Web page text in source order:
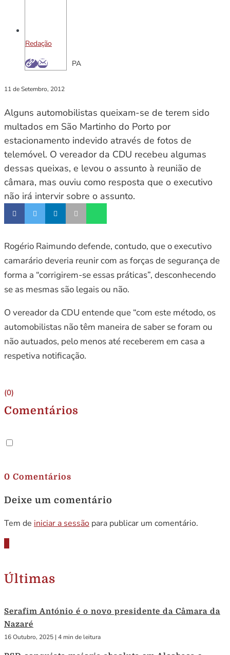
Redação
PA
11 de Setembro, 2012
Alguns automobilistas queixam-se de terem sido
multados em São Martinho do Porto por
estacionamento indevido através de fotos de
telemóvel. O vereador da CDU recebeu algumas
dessas queixas, e levou o assunto à reunião de
câmara, mas ouviu como resposta que o executivo
não irá intervir sobre o assunto.
Rogério Raimundo defende, contudo, que o executivo
camarário deveria reunir com as forças de segurança de
forma a “corrigirem-se essas práticas”, desconhecendo
se as mesmas são legais ou não.
O vereador da CDU entende que “com este método, os
automobilistas não têm maneira de saber se foram ou
não autuados, pelo menos até receberem em casa a
respetiva notificação.
(0)
Comentários
0 Comentários
Deixe um comentário
Tem de iniciar a sessão para publicar um comentário.
Últimas
Serafim António é o novo presidente da Câmara da
Nazaré
16 Outubro, 2025 | 4 min de leitura